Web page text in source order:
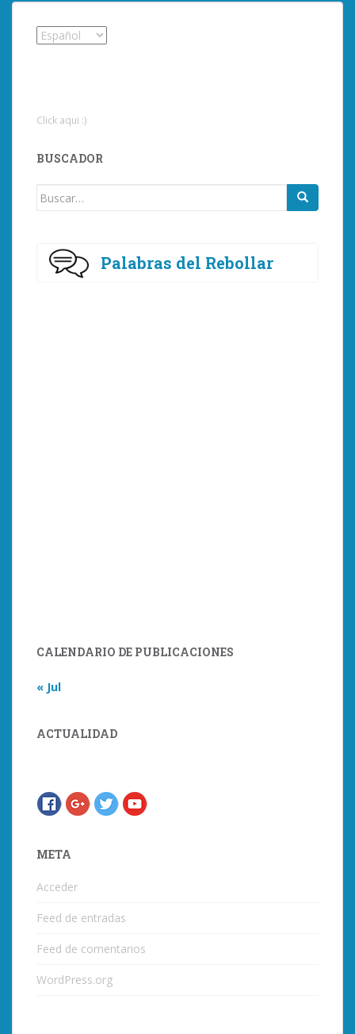
Click aqui :)
BUSCADOR
Buscar:
Palabras del Rebollar
CALENDARIO DE PUBLICACIONES
« Jul
ACTUALIDAD
META
Acceder
Feed de entradas
Feed de comentarios
WordPress.org